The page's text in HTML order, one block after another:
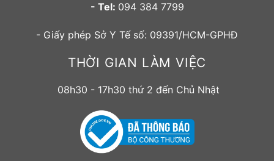
- Tel: 094 384 7799
- Giấy phép Sở Y Tế số: 09391/HCM-GPHĐ
THỜI GIAN LÀM VIỆC
08h30 - 17h30 thứ 2 đến Chủ Nhật